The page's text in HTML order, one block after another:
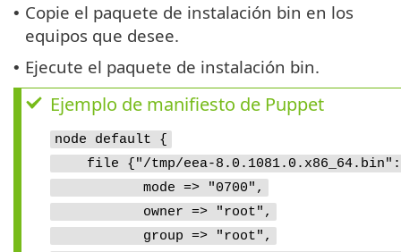
• Copie el paquete de instalación bin en los
equipos que desee.
• Ejecute el paquete de instalación bin.
Ejemplo de manifiesto de Puppet
node default {
file {"/tmp/eea-8.0.1081.0.x86_64.bin":
mode => "0700",
owner => "root",
group => "root",